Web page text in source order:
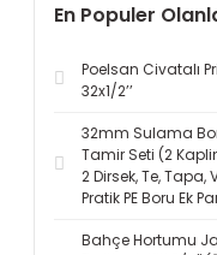
En Populer
Poelsan Civatalı
32x1/2’’
32mm Sulama
Tamir Seti (2
2 Dirsek, Te, Tapa,
Pratik PE Boru Ek
Bahçe Hortumu